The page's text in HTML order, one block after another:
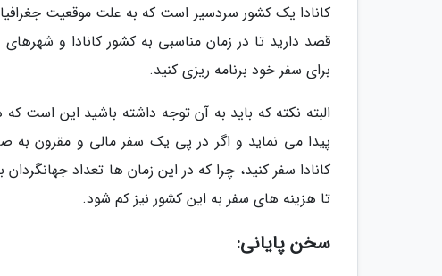
کانادا یک کشور سردسیر است که به علت موقعیت
قصد دارید تا در زمان مناسبی به کشور کانادا و
برای سفر خود برنامه ریزی کنید.
البته نکته که باید به آن توجه داشته باشید این است
پیدا می نماید و اگر در پی یک سفر مالی و مقرون به
کانادا سفر کنید، چرا که در این زمان ها تعداد
تا هزینه های سفر به این کشور نیز کم شود.
سخن پایانی: